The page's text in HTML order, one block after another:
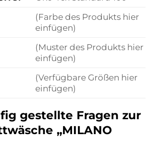
(Farbe des Produkts hier
einfügen)
(Muster des Produkts hier
einfügen)
(Verfügbare Größen hier
einfügen)
gestellte Fragen zur
„MILANO